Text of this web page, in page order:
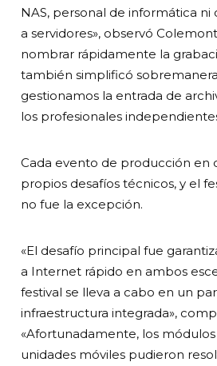
NAS, personal de informática ni
a servidores», observó
nombrar rápidamente la
también simplificó
gestionamos la entrada de
los profesionales
Cada evento de producción en
propios desafíos técnicos, y el
no fue la excepción.
«El desafío principal fue
a Internet rápido en ambos
festival se lleva a cabo en un
infraestructura integrada»,
«Afortunadamente, los
unidades móviles pudieron